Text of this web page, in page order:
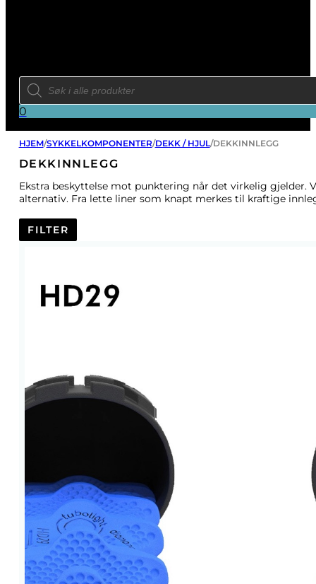
Products
search
0
HJEM/SYKKELKOMPONENTER/DEKK / HJUL/DEKKINNLEGG
DEKKINNLEGG
Ekstra beskyttelse mot punktering når det virkelig
alternativ. Fra lette liner som knapt merkes til kraftige
FILTER